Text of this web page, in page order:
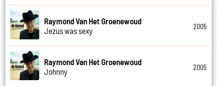
Raymond Van Het Groenewoud
Jezus was sexy
2005
Raymond Van Het Groenewoud
Johnny
2005